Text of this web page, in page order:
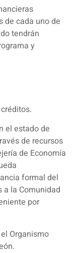
de cada uno de
tendrán
y
el estado de
de recursos
de Economía
formal del
a la Comunidad
por
Organismo